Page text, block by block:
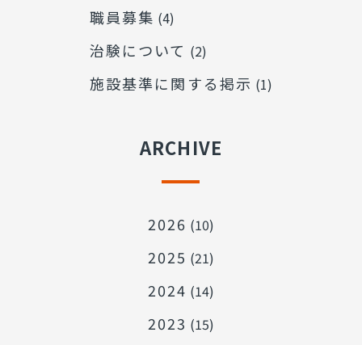
職員募集 (4)
治験について (2)
施設基準に関する掲示 (1)
ARCHIVE
2026 (10)
2025 (21)
2024 (14)
2023 (15)